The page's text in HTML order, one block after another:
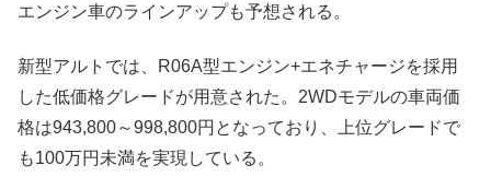
エンジン車のラインアップも予想される。
新型アルトでは、R06A型エンジン+エネチャージを採用
した低価格グレードが用意された。2WDモデルの車両価
格は943,800～998,800円となっており、上位グレードで
も100万円未満を実現している。